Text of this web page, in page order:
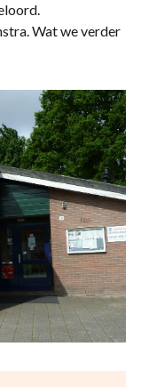
Wat we verder